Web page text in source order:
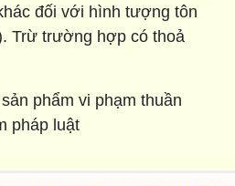
đối với hình tượng tôn
Trừ trường hợp có thoả
phẩm vi phạm thuần
pháp luật